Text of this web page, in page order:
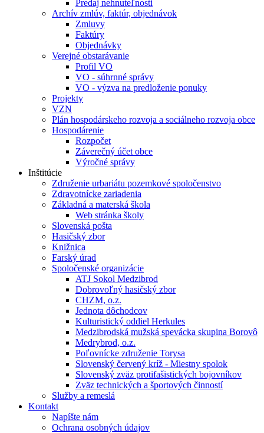
Predaj nehnuteľnosti
Archív zmlúv, faktúr, objednávok
Zmluvy
Faktúry
Objednávky
Verejné obstarávanie
Profil VO
VO - súhrnné správy
VO - výzva na predloženie ponuky
Projekty
VZN
Plán hospodárskeho rozvoja a sociálneho rozvoja obce
Hospodárenie
Rozpočet
Záverečný účet obce
Výročné správy
Inštitúcie
Združenie urbariátu pozemkové spoločenstvo
Zdravotnícke zariadenia
Základná a materská škola
Web stránka školy
Slovenská pošta
Hasičský zbor
Knižnica
Farský úrad
Spoločenské organizácie
ATJ Sokol Medzibrod
Dobrovoľný hasičský zbor
CHZM, o.z.
Jednota dôchodcov
Kulturistický oddiel Herkules
Medzibrodská mužská spevácka skupina Borovô
Medrybrod, o.z.
Poľovnícke združenie Torysa
Slovenský červený kríž - Miestny spolok
Slovenský zväz protifašistických bojovníkov
Zväz technických a športových činností
Služby a remeslá
Kontakt
Napíšte nám
Ochrana osobných údajov